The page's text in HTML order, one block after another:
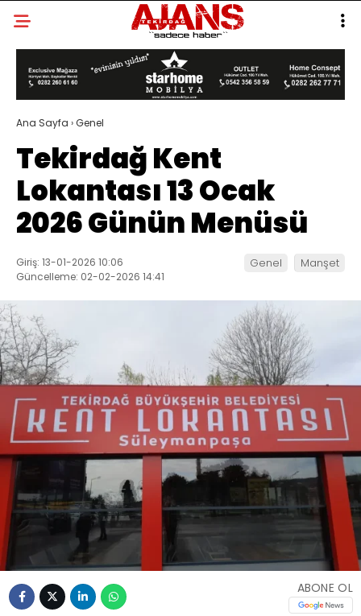
Ana Sayfa ›Genel
Tekirdağ Kent
Lokantası 13 Ocak
2026 Günün Menüsü
Giriş: 13-01-2026 10:06
Güncelleme: 02-02-2026 14:41
Genel Manşet
ABONE OL